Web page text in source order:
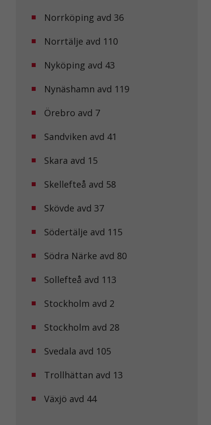
Norrköping avd 36
Norrtälje avd 110
Nyköping avd 43
Nynäshamn avd 119
Örebro avd 7
Sandviken avd 41
Skara avd 15
Skellefteå avd 58
Skövde avd 37
Södertälje avd 115
Södra Närke avd 80
Sollefteå avd 113
Stockholm avd 2
Stockholm avd 28
Svedala avd 105
Trollhättan avd 13
Växjö avd 44